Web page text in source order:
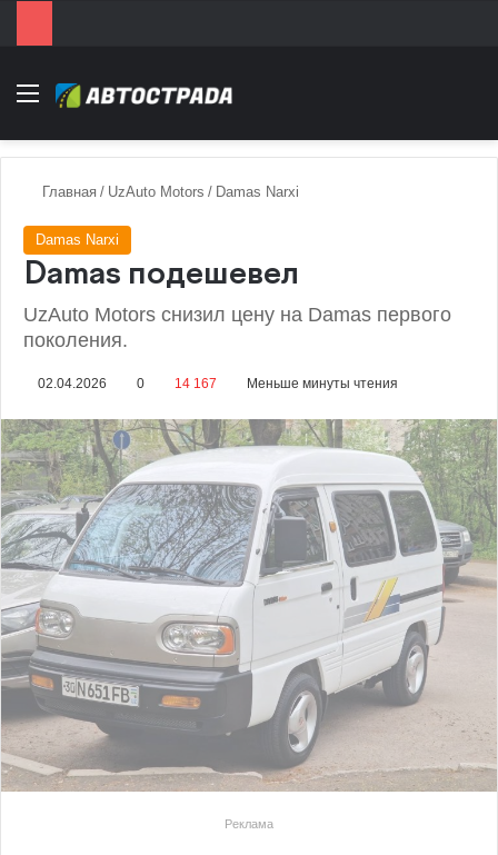
Menu
Главная / UzAuto Motors / Damas Narxi
Damas Narxi
Damas подешевел
UzAuto Motors снизил цену на Damas первого
поколения.
02.04.2026 0 14 167 Меньше минуты чтения
Реклама